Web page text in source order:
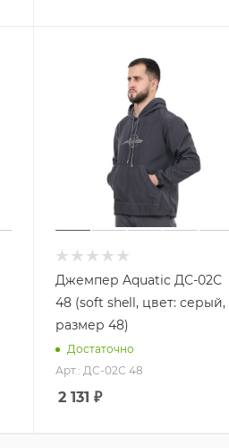
Джемпер Aquatic ДС-02С
48 (soft shell, цвет: серый,
размер 48)
Достаточно
Арт.: ДС-02С 48
2 131 ₽